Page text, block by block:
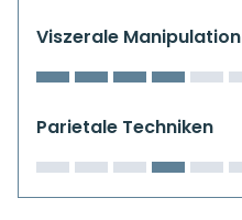
Viszerale Manipulation
Parietale Techniken